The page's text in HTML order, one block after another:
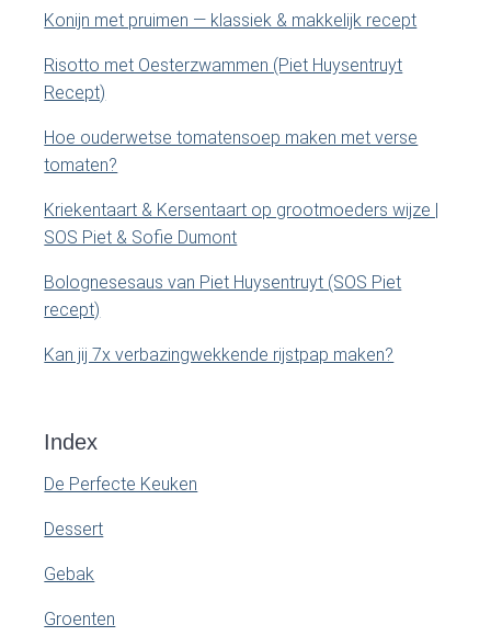
e
b
a
.Konijn met pruimen — klassiek & makkelijk recept
Risotto met Oesterzwammen (Piet Huysentruyt
Recept)
Hoe ouderwetse tomatensoep maken met verse
tomaten?
Kriekentaart & Kersentaart op grootmoeders wijze |
SOS Piet & Sofie Dumont
Bolognesesaus van Piet Huysentruyt (SOS Piet
recept)
Kan jij 7x verbazingwekkende rijstpap maken?
Index
De Perfecte Keuken
Dessert
Gebak
Groenten